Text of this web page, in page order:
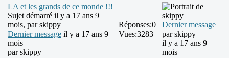
LA et les grands de ce monde !!!
Sujet démarré il y a 17 ans 9
mois, parskippy
Dernier message il y a 17 ans 9
mois
parskippy
Réponses:0
Vues:3283
Dernier message
parskippy
il y a 17 ans 9
mois